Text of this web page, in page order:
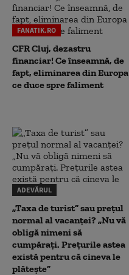
FANATIK.RO
CFR Cluj, dezastru
financiar! Ce înseamnă, de
fapt, eliminarea din Europa
ce duce spre faliment
ADEVĂRUL
„Taxa de turist” sau prețul
normal al vacanței? „Nu vă
obligă nimeni să
cumpărați. Prețurile astea
există pentru că cineva le
plătește”